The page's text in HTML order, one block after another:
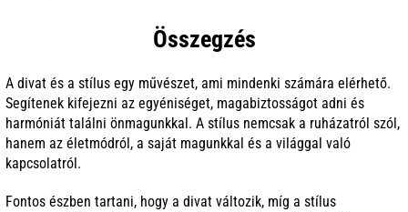
Összegzés
A divat és a stílus egy művészet, ami mindenki számára elérhető.
Segítenek kifejezni az egyéniséget, magabiztosságot adni és
harmóniát találni önmagunkkal. A stílus nemcsak a ruházatról szól,
hanem az életmódról, a saját magunkkal és a világgal való
kapcsolatról.
Fontos észben tartani, hogy a divat változik, míg a stílus